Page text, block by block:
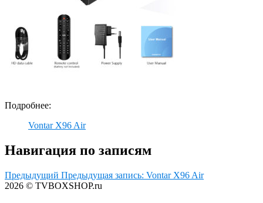
Подробнее:
Vontar X96 Air
Навигация по записям
Предыдущий Предыдущая запись: Vontar X96 Air
2026 © TVBOXSHOP.ru